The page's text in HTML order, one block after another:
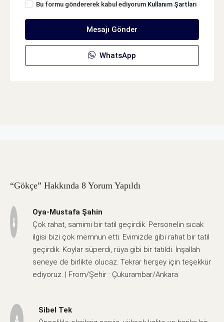
Bu formu göndererek kabul ediyorum Kullanım Şartları
Mesajı Gönder
WhatsApp
“Gökçe” Hakkında 8 Yorum Yapıldı
Oya-Mustafa Şahin
Çok rahat, samimi bir tatil geçirdik. Personelin sıcak
ilgisi bizi çok memnun etti. Evimizde gibi rahat bir tatil
geçirdik. Koylar süperdi, rüya gibi bir tatildi. İnşallah
seneye de birlikte olucaz. Tekrar herşey için teşekkür
ediyoruz. | From/Şehir : Çukurambar/Ankara
Sibel Tek